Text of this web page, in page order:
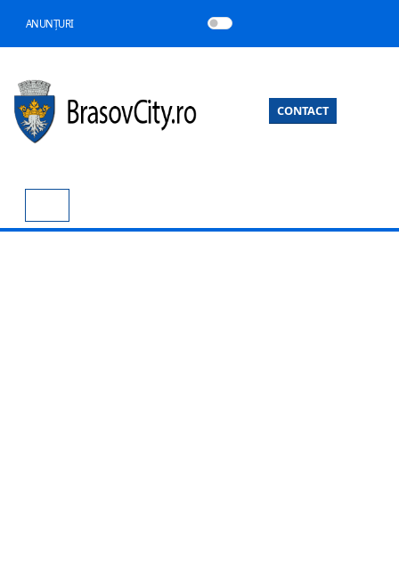
ANUNȚURI
CONTACT